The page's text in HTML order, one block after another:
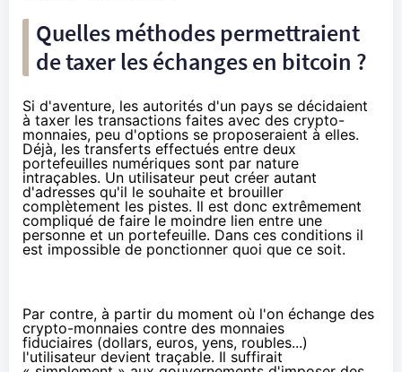
Quelles méthodes permettraient
de taxer les échanges en bitcoin ?
Si d'aventure, les autorités d'un pays se décidaient
à taxer les transactions faites avec des crypto-
monnaies, peu d'options se proposeraient à elles.
Déjà, les transferts effectués entre deux
portefeuilles numériques sont par nature
intraçables. Un utilisateur peut créer autant
d'adresses qu'il le souhaite et brouiller
complètement les pistes. Il est donc extrêmement
compliqué de faire le moindre lien entre une
personne et un portefeuille. Dans ces conditions il
est impossible de ponctionner quoi que ce soit.
Par contre, à partir du moment où l'on échange des
crypto-monnaies contre des monnaies
fiduciaires (dollars, euros, yens, roubles...)
l'utilisateur devient traçable. Il suffirait